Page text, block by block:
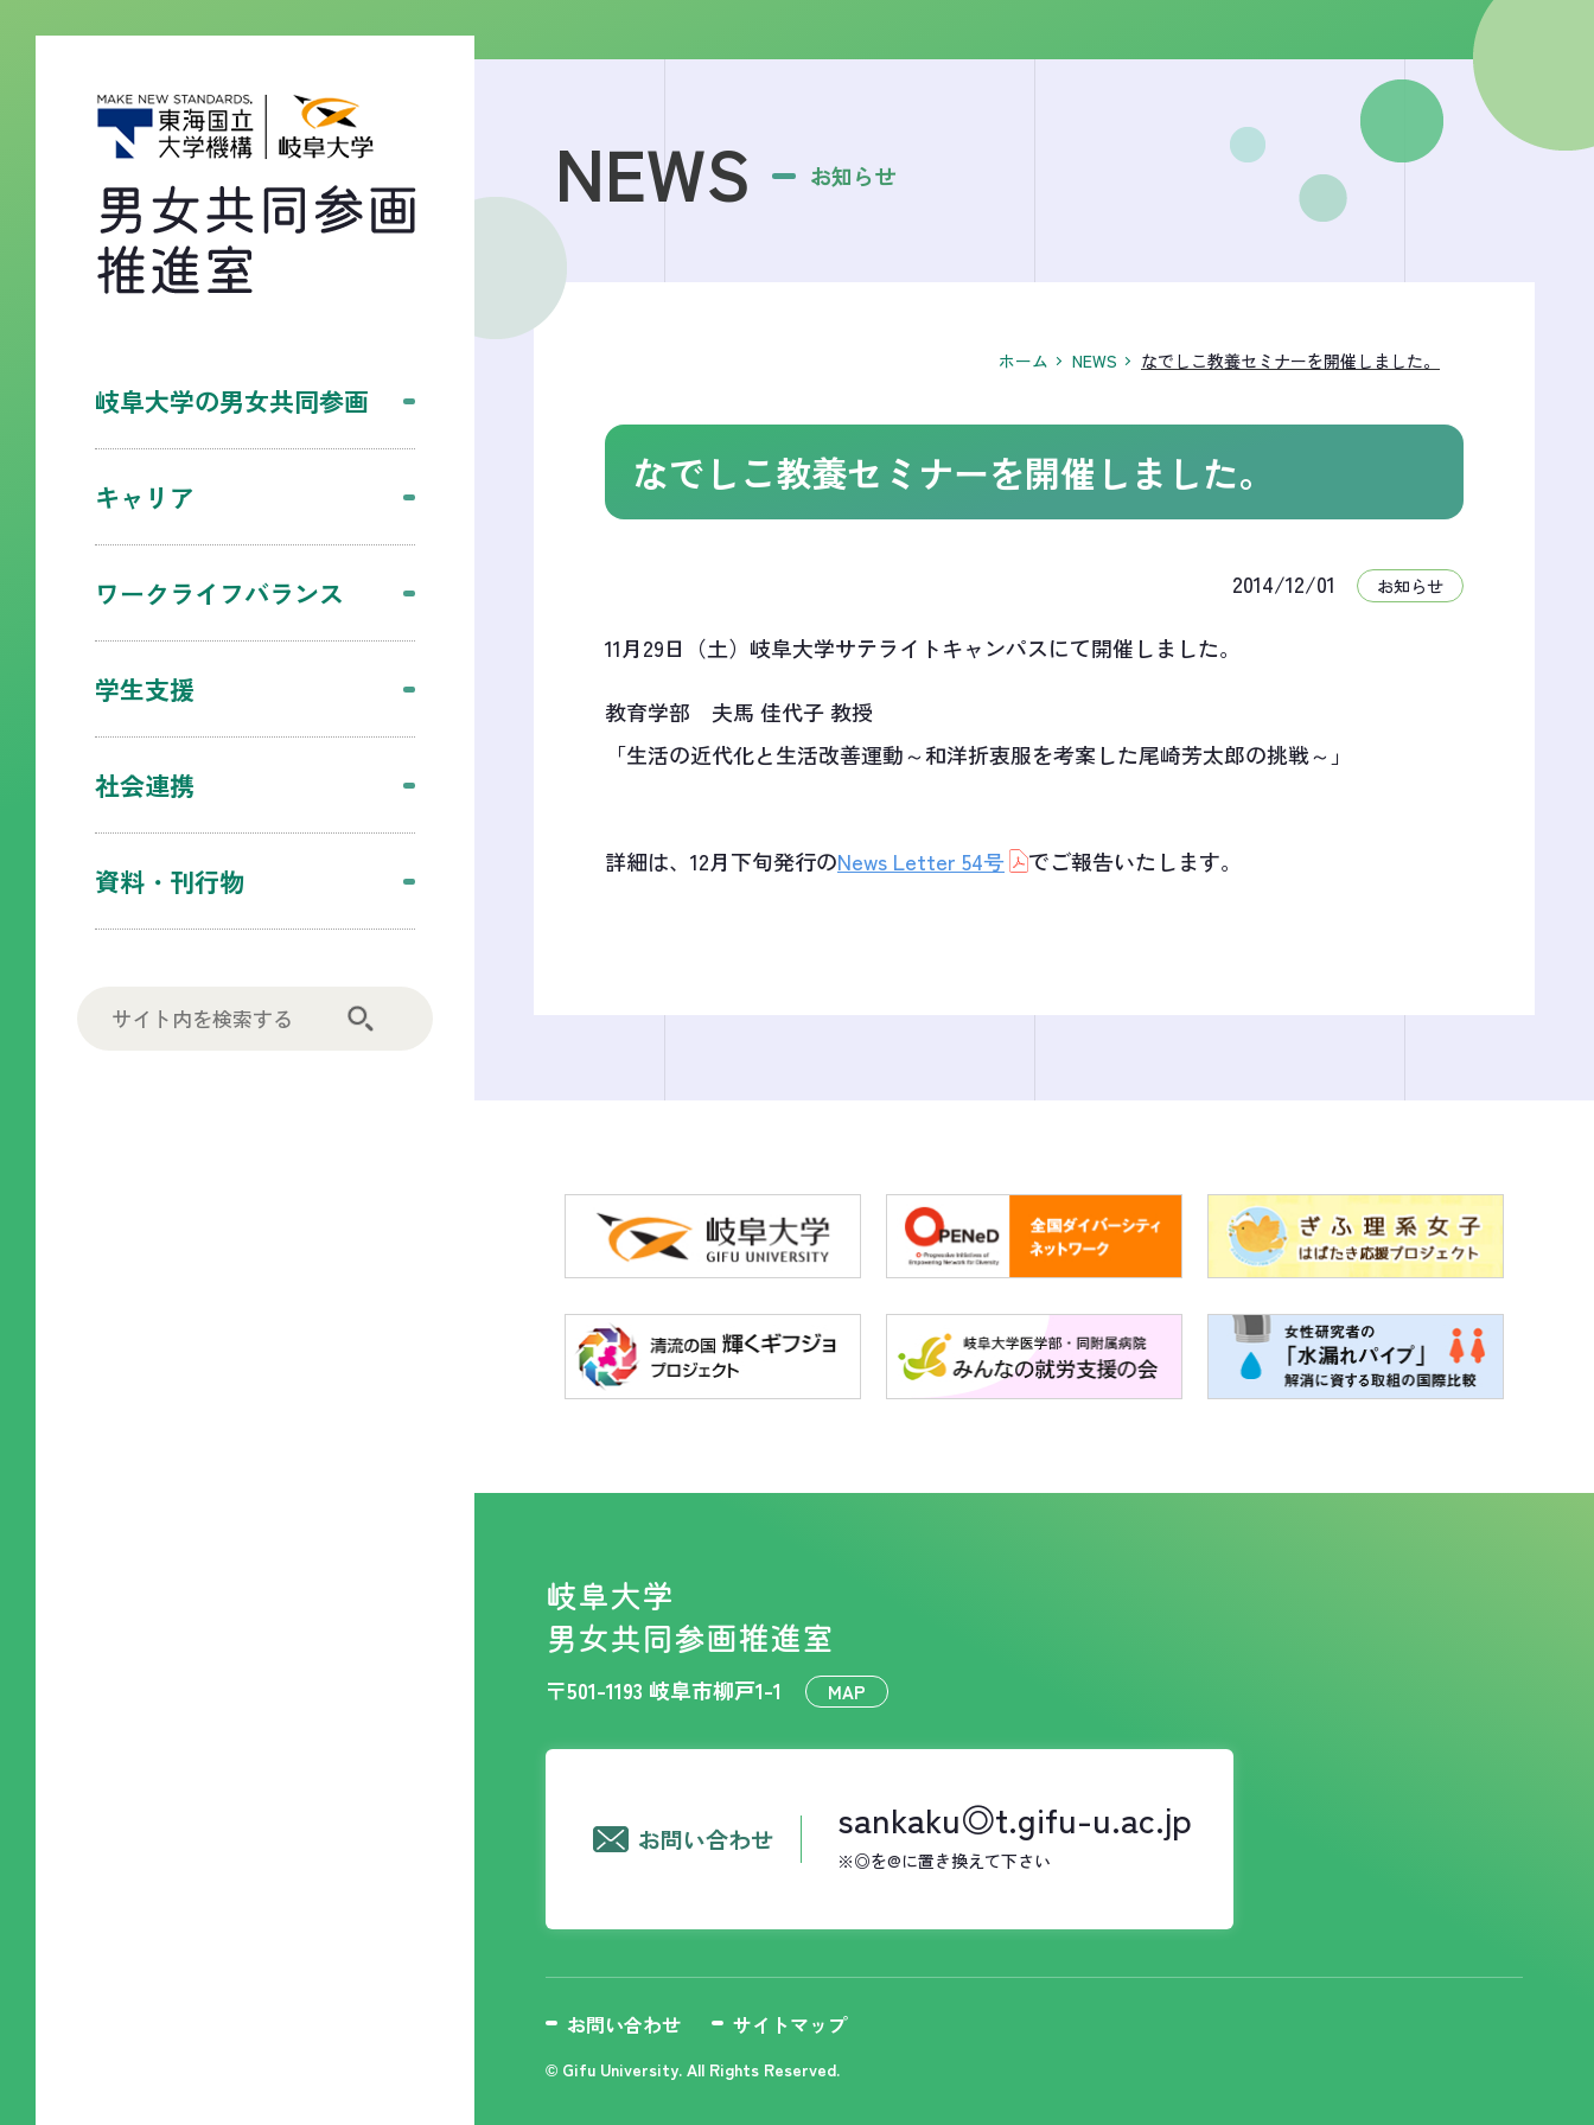
岐阜大学の男女共同参画
キャリア
ワークライフバランス
学生支援
社会連携
資料・刊行物
NEWS お知らせ
ホーム NEWS なでしこ教養セミナーを開催しました。
なでしこ教養セミナーを開催しました。
2014/12/01 お知らせ
11月29日（土）岐阜大学サテライトキャンパスにて開催しました。
教育学部 夫馬 佳代子 教授
「生活の近代化と生活改善運動～和洋折衷服を考案した尾崎芳太郎の挑戦～」
詳細は、12月下旬発行のNews Letter 54号 でご報告いたします。
岐阜大学
男女共同参画推進室
〒501-1193 岐阜市柳戸1-1 MAP
お問い合わせ sankaku◎t.gifu-u.ac.jp
※◎を@に置き換えて下さい
お問い合わせ サイトマップ
© Gifu University. All Rights Reserved.